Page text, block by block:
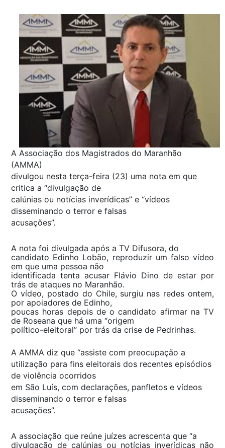
A Associação dos Magistrados do Maranhão
(AMMA)
divulgou nesta terça-feira (23) uma nota em que
critica a “divulgação de
calúnias ou notícias inverídicas” e “vídeos
disseminando o terror e falsas
acusações”.
A nota foi divulgada após a TV Difusora, do
candidato Edinho Lobão, reproduzir um falso vídeo
em que uma pessoa não
identificada tenta acusar Flávio Dino de estar por
trás de ataques no Maranhão.
O vídeo, postado do Chile, surgiu nas redes ontem,
por apoiadores de Edinho,
poucas horas depois de o candidato afirmar na TV
de Roseana que há uma “origem
político-eleitoral” por trás da crise de Pedrinhas.
A AMMA diz que “assiste com preocupação a
utilização para fins eleitorais dos recentes episódios
de violência ocorridos
em São Luís, com declarações, panfletos e vídeos
disseminando o terror e falsas
acusações”.
A associação que reúne juízes acrescenta que “a
divulgação de calúnias ou notícias inverídicas não